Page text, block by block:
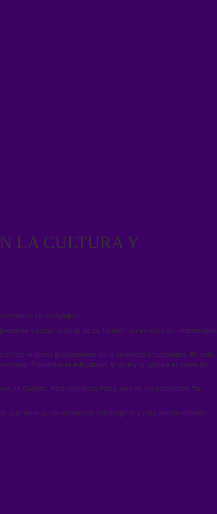
LA CULTURA Y
en Guayaquil.
y constructoras de su futuro”, así arrancó su intervención
las mujeres guayasenses en la sociedad ecuatoriana. En este
“Fomentar la educación, el arte y la cultura es clave en
en Guayas. Para Valentina Plaza, una de las asistentes, “se
la provincia, con proyectos estratégicos y más oportunidades